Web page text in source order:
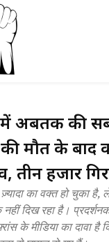
में अबतक की
मौत के बाद
तीन हजार
का वक्त हो चुका है,
दिख रहा है।
के मीडिया का दावा है